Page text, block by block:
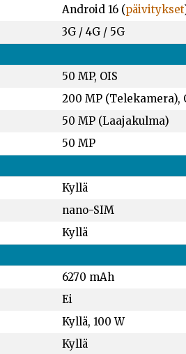
Android 16 (päivitykset
3G / 4G / 5G
50 MP, OIS
200 MP (Telekamera),
50 MP (Laajakulma)
50 MP
Kyllä
nano-SIM
Kyllä
6270 mAh
Ei
Kyllä, 100 W
Kyllä